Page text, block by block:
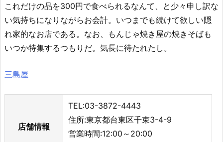
これだけの品を300円で食べられるなんて、と少々申し訳な
い気持ちになりながらお会計。いつまでも続けて欲しい隠
れ家的なお店である。なお、もんじゃ焼き屋の焼きそばも
いつか特集するつもりだ。気長に待たれたし。
三島屋
店舗情報
TEL:03-3872-4443
住所:東京都台東区千束3-4-9
営業時間:12:00～20:00